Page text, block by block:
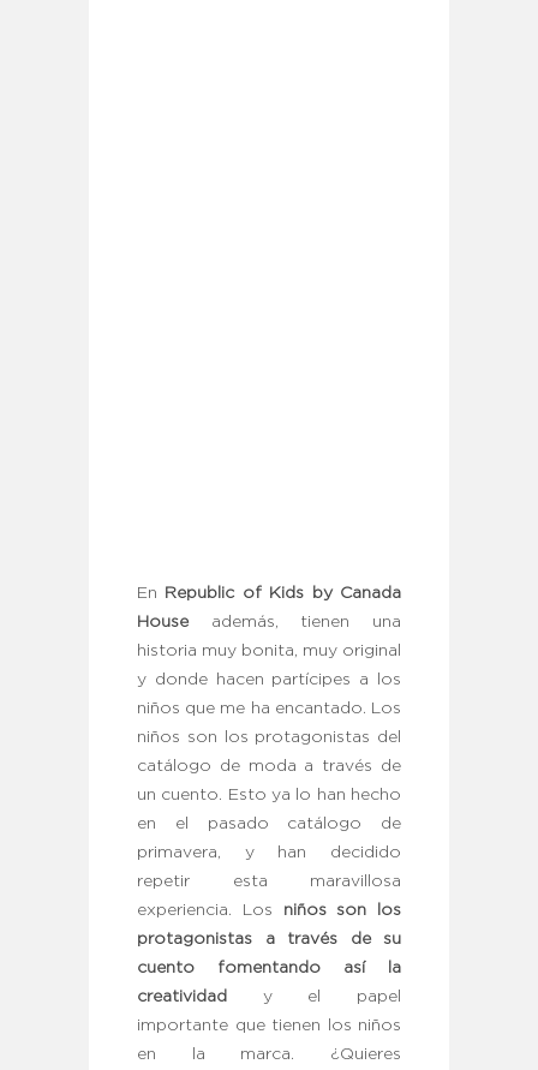
En
Republic of Kids by Canada
Houseademás, tienen una
historia muy bonita, muy original
y donde hacen partícipes a los
niños que me ha encantado. Los
niños son los protagonistas del
catálogo de moda a través de
un cuento. Esto ya lo han hecho
en el pasado catálogo de
primavera, y han decidido
repetir esta maravillosa
experiencia. Los niños son los
protagonistas a través de su
cuento fomentando así la
creatividad y el papel
importante que tienen los niños
en la marca. ¿Quieres